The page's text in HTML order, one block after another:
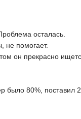
осталась.
не помогает.
он прекрасно
было 80%, поставил